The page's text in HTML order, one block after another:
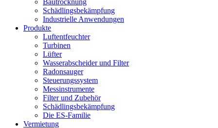
Schädlingsbekämpfung
Industrielle Anwendungen
Produkte
Luftentfeuchter
Turbinen
Lüfter
Wasserabscheider und Filter
Radonsauger
Steuerungssystem
Messinstrumente
Filter und Zubehör
Schädlingsbekämpfung
Die ES-Familie
Vermietung